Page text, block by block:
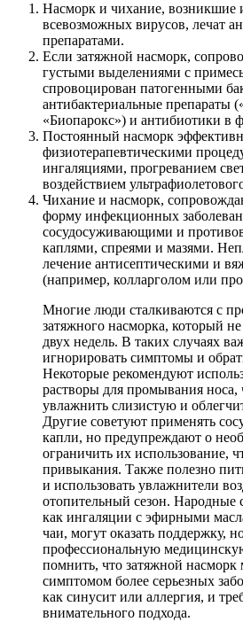
Насморк и чихание, возникшие
всевозможных вирусов, лечат
препаратами.
Если затяжной насморк,
густыми выделениями с
спровоцирован патогенными
антибактериальные препараты
«Биопарокс») и антибиотики в
Постоянный насморк
физиотерапевтическими
ингаляциями, прогреванием
воздействием
Чихание и насморк,
форму инфекционных
сосудосуживающими и
каплями, спреями и мазями.
лечение антисептическими и
(например, колларголом или
Многие люди сталкиваются с
затяжного насморка, который
двух недель. В таких случаях
игнорировать симптомы и
Некоторые рекомендуют
растворы для промывания носа,
увлажнить слизистую и
Другие советуют применять
капли, но предупреждают о
ограничить их использование,
привыкания. Также полезно
и использовать увлажнители
отопительный сезон. Народные
как ингаляции с эфирными
чаи, могут оказать поддержку,
профессиональную
помнить, что затяжной насморк
симптомом более серьезных
как синусит или аллергия, и
внимательного подхода.